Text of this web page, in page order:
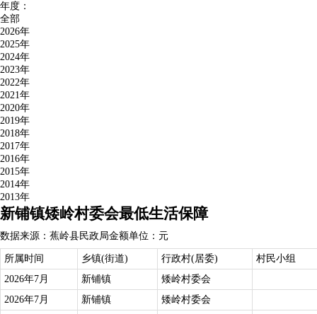
年度：
全部
2026年
2025年
2024年
2023年
2022年
2021年
2020年
2019年
2018年
2017年
2016年
2015年
2014年
2013年
新铺镇矮岭村委会最低生活保障
数据来源：蕉岭县民政局金额单位：元
所属时间 乡镇(街道) 行政村(居委)
村民小组
2026年7月
新铺镇
矮岭村委会
2026年7月
新铺镇
矮岭村委会